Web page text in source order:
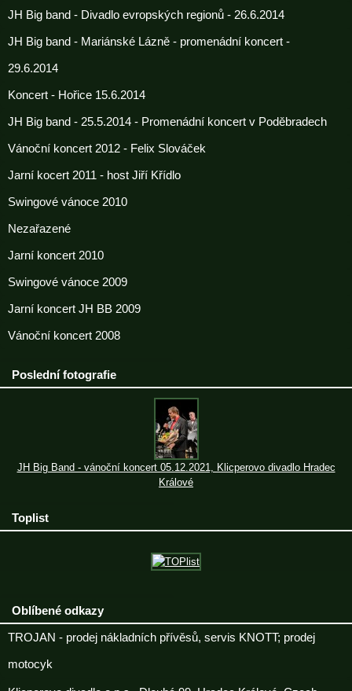
JH Big band - Divadlo evropských regionů - 26.6.2014
JH Big band - Mariánské Lázně - promenádní koncert -
29.6.2014
Koncert - Hořice 15.6.2014
JH Big band - 25.5.2014 - Promenádní koncert v Poděbradech
Vánoční koncert 2012 - Felix Slováček
Jarní kocert 2011 - host Jiří Křídlo
Swingové vánoce 2010
Nezařazené
Jarní koncert 2010
Swingové vánoce 2009
Jarní koncert JH BB 2009
Vánoční koncert 2008
Poslední fotografie
JH Big Band - vánoční koncert 05.12.2021, Klicperovo divadlo Hradec
Králové
Toplist
Oblíbené odkazy
TROJAN - prodej nákladních přívěsů, servis KNOTT; prodej
motocyk